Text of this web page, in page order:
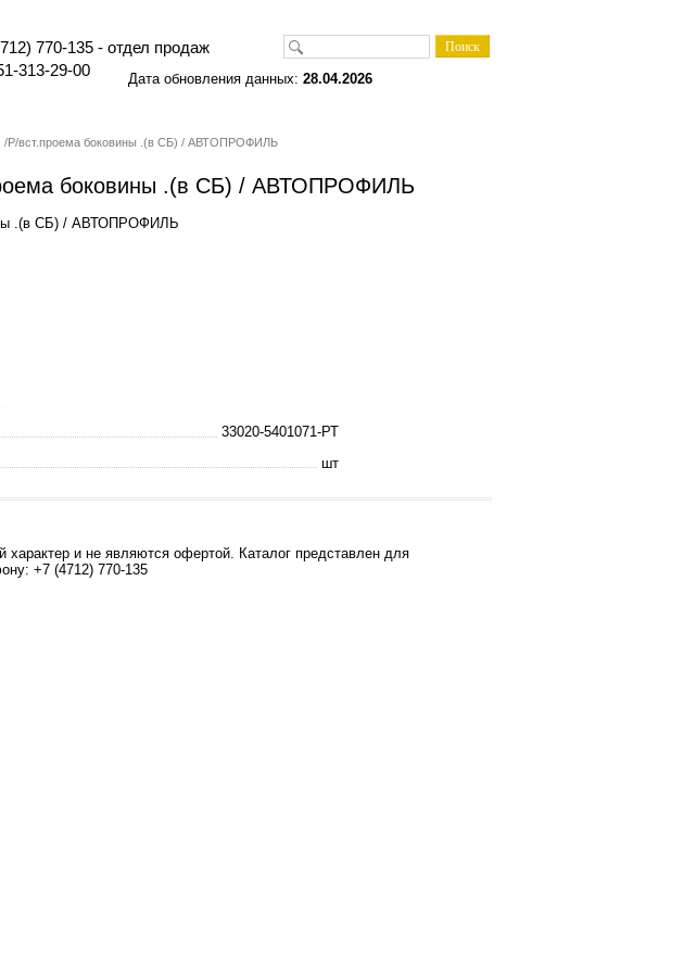
770-135 - отдел продаж
313-29-00
Дата обновления данных: 28.04.2026
Р/вст.проема боковины .(в СБ) / АВТОПРОФИЛЬ
боковины .(в СБ) / АВТОПРОФИЛЬ
.(в СБ) / АВТОПРОФИЛЬ
33020-5401071-РТ
шт
и не являются офертой. Каталог представлен для
+7 (4712) 770-135